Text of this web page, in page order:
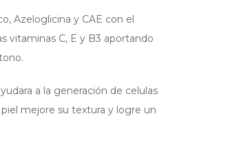
Azeloglicina y CAE con el
vitaminas C, E y B3 aportando
a la generación de celulas
mejore su textura y logre un